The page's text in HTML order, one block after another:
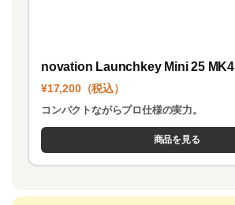
novation Launchkey Mini 25 MK4
¥17,200（税込）
コンパクトながらプロ仕様の実力。
商品を見る